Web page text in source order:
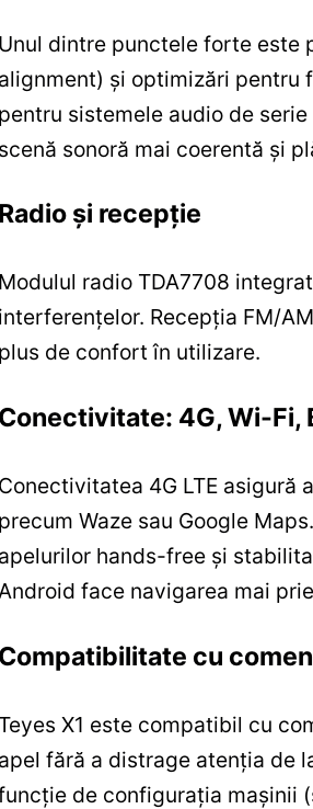
Unul dintre punctele forte este
alignment) și optimizări pentru
pentru sistemele audio de
scenă sonoră mai coerentă și
Radio și recepție
Modulul radio TDA7708
interferențelor. Recepția FM/
plus de confort în utilizare.
Conectivitate: 4G, Wi-Fi,
Conectivitatea 4G LTE
precum Waze sau Google
apelurilor hands-free și
face navigarea mai
Compatibilitate cu
Teyes X1 este compatibil cu
apel fără a distrage atenția de
de configurația mașinii